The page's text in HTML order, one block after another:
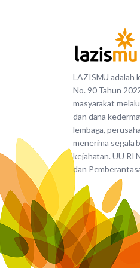
LAZISMU adalah
No. 90 Tahun
masyarakat
dan dana
lembaga,
menerima segala
kejahatan. UU RI
dan